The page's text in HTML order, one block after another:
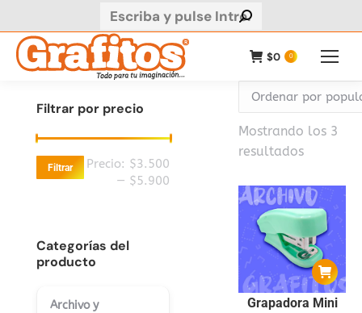
Buscar:
$0 0
Mostrando los 3
resultados
Grapadora Mini
Filtrar por precio
Filtrar Precio: $3.500
— $5.900
Categorías del
producto
Archivo y